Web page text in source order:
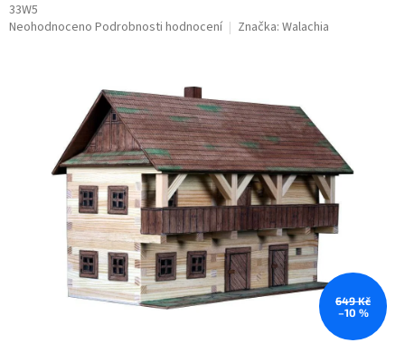
33W5
Průměrné
hvězdiček.
Neohodnoceno Podrobnosti hodnocení Značka: Walachia
649 Kč
–10 %